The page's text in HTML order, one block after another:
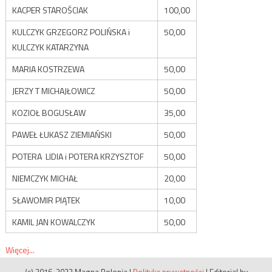
KACPER STAROŚCIAK
100,00
KULCZYK GRZEGORZ POLIŃSKA i
KULCZYK KATARZYNA
50,00
MARIA KOSTRZEWA
50,00
JERZY T MICHAJŁOWICZ
50,00
KOZIOŁ BOGUSŁAW
35,00
PAWEŁ ŁUKASZ ZIEMIAŃSKI
50,00
POTERA LIDIA i POTERA KRZYSZTOF
50,00
NIEMCZYK MICHAŁ
20,00
SŁAWOMIR PIĄTEK
10,00
KAMIL JAN KOWALCZYK
50,00
Więcej...